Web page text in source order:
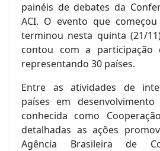
painéis de debates da
ACI. O evento que
terminou nesta quinta (21/
contou com a participação
representando 30 países.
Entre as atividades de
países em
conhecida como
detalhadas as ações
Agência Brasileira de